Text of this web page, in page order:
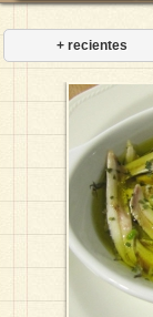
+ recientes